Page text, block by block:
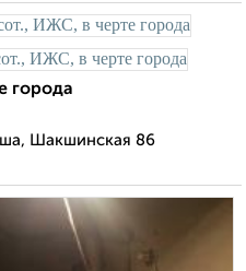
города
Шакшинская 86